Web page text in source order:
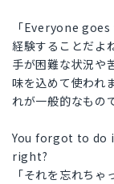
「Everyone
経験することだよ
手が困難な状況や
味を込めて使われ
れが一般的なもの
You forgot to do
right?
「それを忘れち